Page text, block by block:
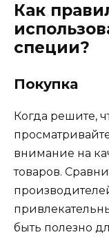
Как
специи?
Покупка
Когда решите,
внимание на
товаров.
быть полезно